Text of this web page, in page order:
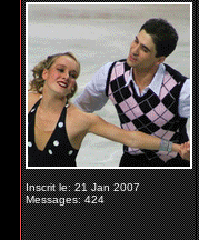
Inscrit le: 21 Jan 2007
Messages: 424